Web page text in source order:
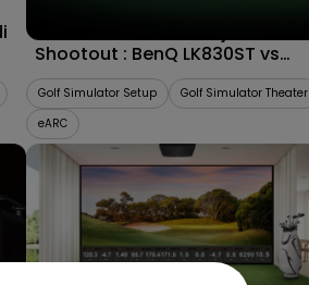
Shootout : BenQ LK830ST vs
Optoma ZK430ST
Golf Simulator Setup
Golf Simulator Theater
eARC